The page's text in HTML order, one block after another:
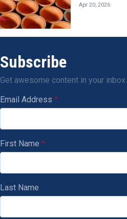
Apr 20, 2026
Subscribe
Get awesome content in your inbox.
Email Address
First Name
Last Name